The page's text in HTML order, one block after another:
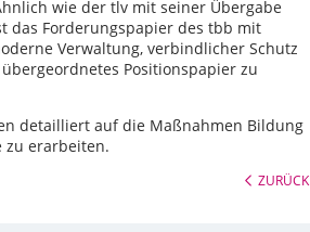
wie der tlv mit seiner Übergabe
das Forderungspapier des tbb mit
Verwaltung, verbindlicher Schutz
Positionspapier zu
detailliert auf die Maßnahmen Bildung
zu erarbeiten.
ZURÜCK